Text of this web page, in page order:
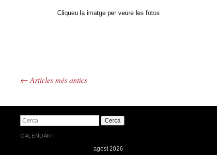
Cliqueu la imatge per veure les fotos
Navegació pels articles
← Articles més antics
Cerca
CALENDARI
agost 2026